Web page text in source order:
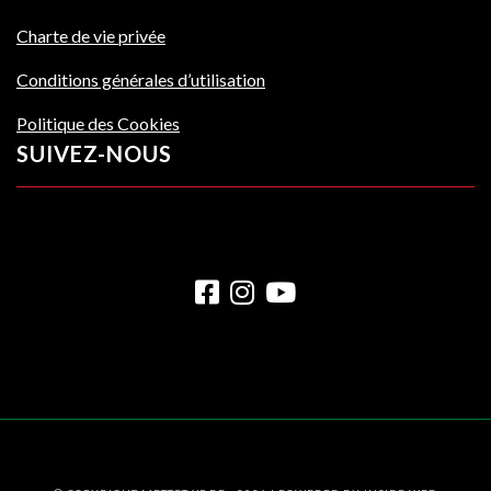
Charte de vie privée
Conditions générales d’utilisation
Politique des Cookies
SUIVEZ-NOUS